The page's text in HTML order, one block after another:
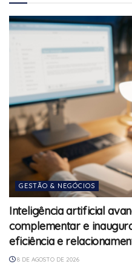
GESTÃO & NEGÓCIOS
Inteligência artificial
complementar e
eficiência e
8 DE AGOSTO DE 2026